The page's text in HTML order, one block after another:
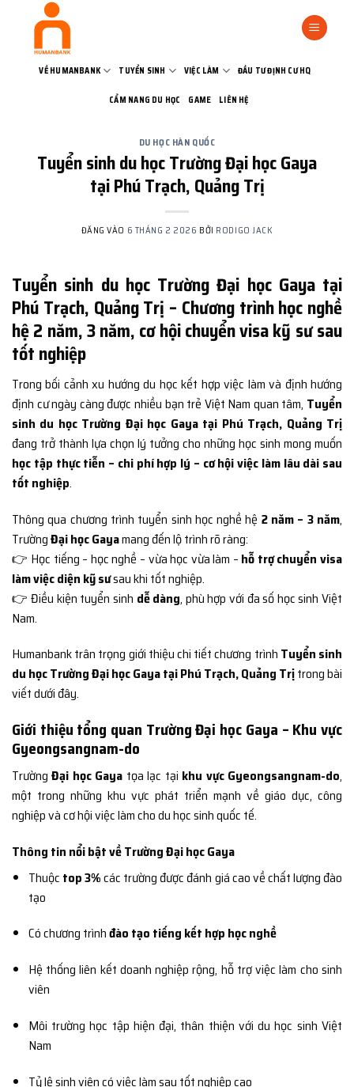
VỀ HUMANBANK TUYỂN SINH VIỆC LÀM ĐẦU TƯ ĐỊNH CƯ HQ
CẨM NANG DU HỌC GAME LIÊN HỆ
DU HỌC HÀN QUỐC
Tuyển sinh du học Trường Đại học Gaya
tại Phú Trạch, Quảng Trị
ĐĂNG VÀO 6 THÁNG 2 2026 BỞI RODIGO JACK
Tuyển sinh du học Trường Đại học Gaya tại
Phú Trạch, Quảng Trị – Chương trình học nghề
hệ 2 năm, 3 năm, cơ hội chuyển visa kỹ sư sau
tốt nghiệp
Trong bối cảnh xu hướng du học kết hợp việc làm và định hướng
định cư ngày càng được nhiều bạn trẻ Việt Nam quan tâm, Tuyển
sinh du học Trường Đại học Gaya tại Phú Trạch, Quảng Trị
đang trở thành lựa chọn lý tưởng cho những học sinh mong muốn
học tập thực tiễn – chi phí hợp lý – cơ hội việc làm lâu dài sau
tốt nghiệp.
Thông qua chương trình tuyển sinh học nghề hệ 2 năm – 3 năm,
TrườngĐại học Gayamang đến lộ trình rõ ràng:
👉 Học tiếng – học nghề – vừa học vừa làm – hỗ trợ chuyển visa
làm việc diện kỹ sưsau khi tốt nghiệp.
👉 Điều kiện tuyển sinh dễ dàng, phù hợp với đa số học sinh Việt
Nam.
Humanbank trân trọng giới thiệu chi tiết chương trình Tuyển sinh
du học Trường Đại học Gaya tại Phú Trạch, Quảng Trịtrong bài
viết dưới đây.
Giới thiệu tổng quan Trường Đại học Gaya – Khu vực
Gyeongsangnam-do
TrườngĐại học Gaya tọa lạc tại khu vực Gyeongsangnam-do,
một trong những khu vực phát triển mạnh về giáo dục, công
nghiệp và cơ hội việc làm cho du học sinh quốc tế.
Thông tin nổi bật về Trường Đại học Gaya
Thuộc top 3%các trường được đánh giá cao về chất lượng đào
tạo
Có chương trìnhđào tạo tiếng kết hợp học nghề
Hệ thống liên kết doanh nghiệp rộng, hỗ trợ việc làm cho sinh
viên
Môi trường học tập hiện đại, thân thiện với du học sinh Việt
Nam
Tỷ lệ sinh viên có việc làm sau tốt nghiệp cao